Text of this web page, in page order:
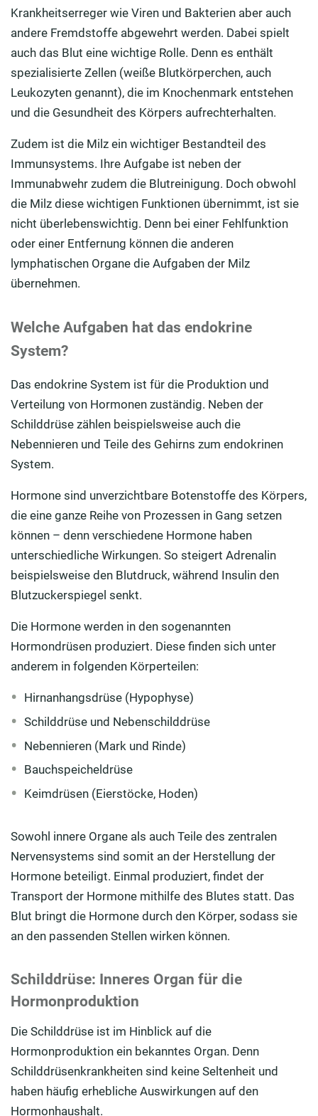
Krankheitserreger wie Viren und Bakterien aber auch
andere Fremdstoffe abgewehrt werden. Dabei spielt
auch das Blut eine wichtige Rolle. Denn es enthält
spezialisierte Zellen (weiße Blutkörperchen, auch
Leukozyten genannt), die im Knochenmark entstehen
und die Gesundheit des Körpers aufrechterhalten.
Zudem ist die Milz ein wichtiger Bestandteil des
Immunsystems. Ihre Aufgabe ist neben der
Immunabwehr zudem die Blutreinigung. Doch obwohl
die Milz diese wichtigen Funktionen übernimmt, ist sie
nicht überlebenswichtig. Denn bei einer Fehlfunktion
oder einer Entfernung können die anderen
lymphatischen Organe die Aufgaben der Milz
übernehmen.
Welche Aufgaben hat das endokrine
System?
Das endokrine System ist für die Produktion und
Verteilung von Hormonen zuständig. Neben der
Schilddrüse zählen beispielsweise auch die
Nebennieren und Teile des Gehirns zum endokrinen
System.
Hormone sind unverzichtbare Botenstoffe des Körpers,
die eine ganze Reihe von Prozessen in Gang setzen
können – denn verschiedene Hormone haben
unterschiedliche Wirkungen. So steigert Adrenalin
beispielsweise den Blutdruck, während Insulin den
Blutzuckerspiegel senkt.
Die Hormone werden in den sogenannten
Hormondrüsen produziert. Diese finden sich unter
anderem in folgenden Körperteilen:
Hirnanhangsdrüse (Hypophyse)
Schilddrüse und Nebenschilddrüse
Nebennieren (Mark und Rinde)
Bauchspeicheldrüse
Keimdrüsen (Eierstöcke, Hoden)
Sowohl innere Organe als auch Teile des zentralen
Nervensystems sind somit an der Herstellung der
Hormone beteiligt. Einmal produziert, findet der
Transport der Hormone mithilfe des Blutes statt. Das
Blut bringt die Hormone durch den Körper, sodass sie
an den passenden Stellen wirken können.
Schilddrüse: Inneres Organ für die
Hormonproduktion
Die Schilddrüse ist im Hinblick auf die
Hormonproduktion ein bekanntes Organ. Denn
Schilddrüsenkrankheiten sind keine Seltenheit und
haben häufig erhebliche Auswirkungen auf den
Hormonhaushalt.